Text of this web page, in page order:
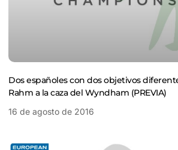
Dos españoles con dos objetivos
Rahm a la caza del Wyndham (PREVIA)
16 de agosto de 2016